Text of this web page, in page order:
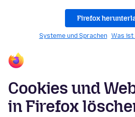
Firefox
Systeme und Sprachen Was ist
Cookies und
in Firefox